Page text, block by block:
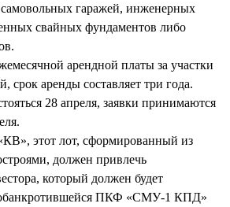
гаражей, инженерных
свайных фундаментов либо
арендной платы за участки
срок аренды составляет три года.
28 апреля, заявки принимаются
этот лот, сформированный из
должен привлечь
который должен будет
обанкротившейся ПКФ «СМУ-1 КПД»